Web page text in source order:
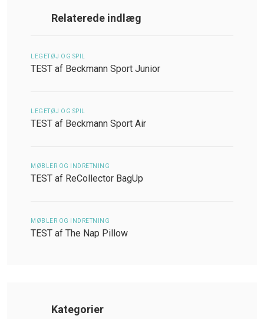
Relaterede indlæg
LEGETØJ OG SPIL
TEST af Beckmann Sport Junior
LEGETØJ OG SPIL
TEST af Beckmann Sport Air
MØBLER OG INDRETNING
TEST af ReCollector BagUp
MØBLER OG INDRETNING
TEST af The Nap Pillow
Kategorier